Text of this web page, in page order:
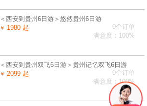
＜西安到贵州6日游＞悠然贵州6日游
￥ 1980 起
0个订单
满意度：100%
＜西安到贵州双飞6日游＞贵州记忆双飞6日游
￥ 2099 起
0个订单
满意度：100%